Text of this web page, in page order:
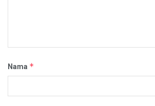
Nama *